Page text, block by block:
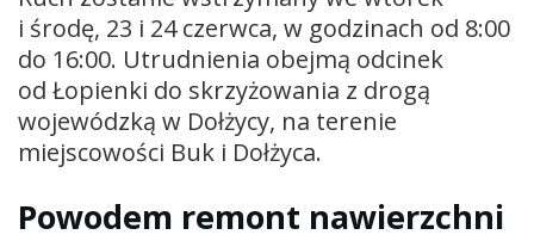
i środę, 23 i 24 czerwca, w godzinach od 8:00
do 16:00. Utrudnienia obejmą odcinek
od Łopienki do skrzyżowania z drogą
wojewódzką w Dołżycy, na terenie
miejscowości Buk i Dołżyca.
Powodem remont nawierzchni